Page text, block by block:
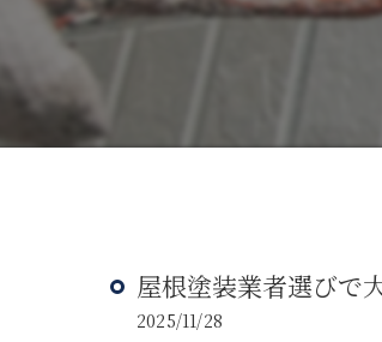
屋根塗装業者選びで
2025/11/28